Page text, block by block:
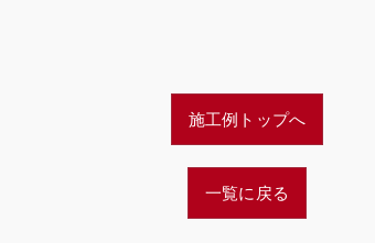
施工例トップへ
一覧に戻る